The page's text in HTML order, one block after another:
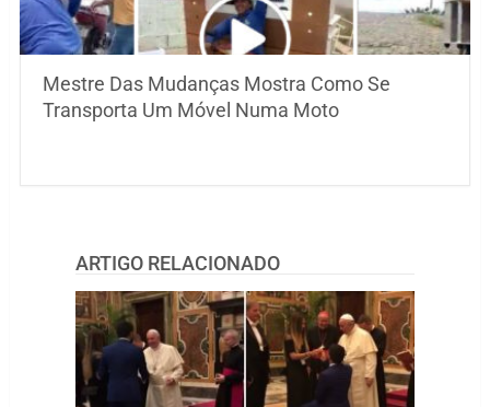
Mestre Das Mudanças Mostra Como Se
Transporta Um Móvel Numa Moto
ARTIGO RELACIONADO